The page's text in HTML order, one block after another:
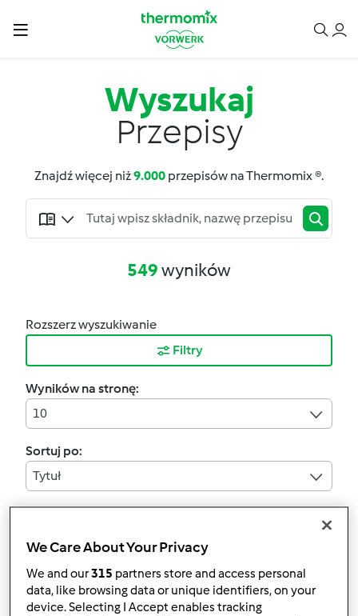
Wyszukaj
Przepisy
Znajdź więcej niż9.000 przepisów na Thermomix ®.
549wyników
Rozszerz wyszukiwanie
Filtry
Wyników na stronę:
10
Sortuj po:
Tytuł
Ciasto
Wyczyść
We Care About Your Privacy
We and our315 partners store and access personal
data, like browsing data or unique identifiers, on your
device. Selecting I Accept enables tracking